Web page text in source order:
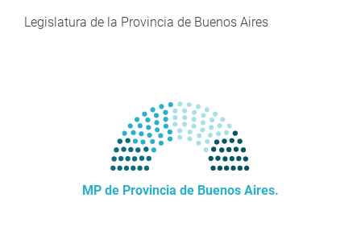
Legislatura de la Provincia de Buenos Aires
MP de Provincia de Buenos Aires.